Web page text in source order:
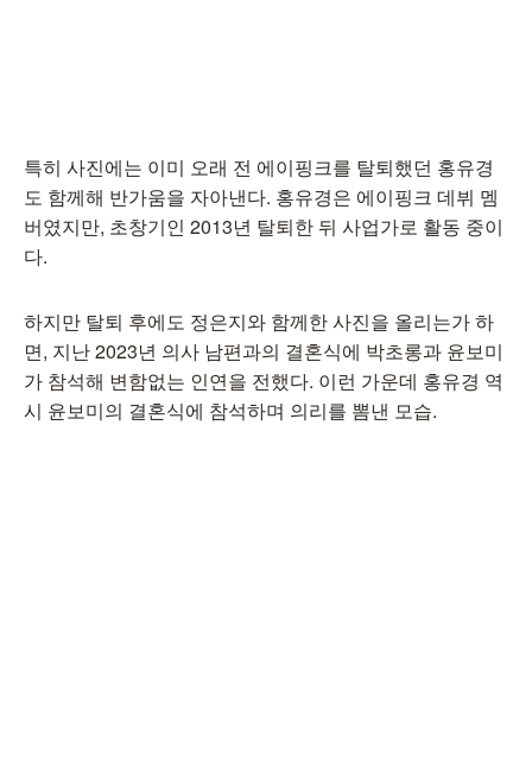
특히 사진에는 이미 오래 전 에이핑크를 탈퇴했던 홍유경
도 함께해 반가움을 자아낸다. 홍유경은 에이핑크 데뷔 멤
버였지만, 초창기인 2013년 탈퇴한 뒤 사업가로 활동 중이
다.
하지만 탈퇴 후에도 정은지와 함께한 사진을 올리는가 하
면, 지난 2023년 의사 남편과의 결혼식에 박초롱과 윤보미
가 참석해 변함없는 인연을 전했다. 이런 가운데 홍유경 역
시 윤보미의 결혼식에 참석하며 의리를 뽐낸 모습.